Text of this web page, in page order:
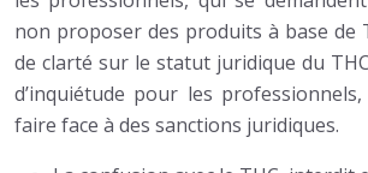
non proposer des produits à base de
de clarté sur le statut juridique du
d’inquiétude pour les
faire face à des sanctions juridiques.